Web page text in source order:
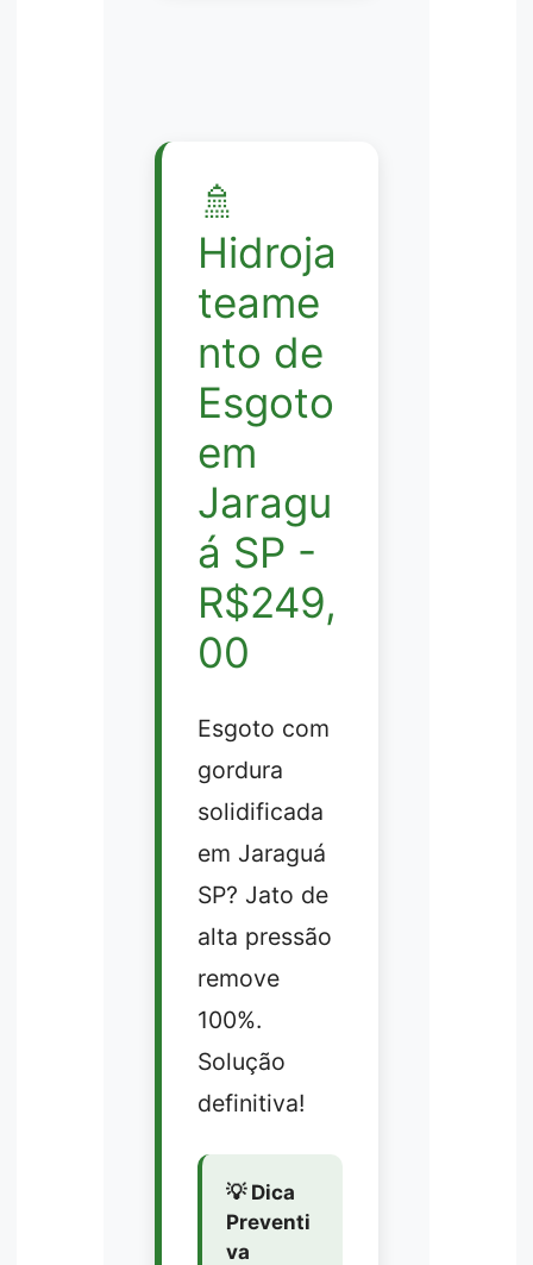
🚿
Hidroja
teame
nto de
Esgoto
em
Jaragu
á SP -
R$249,
00
Esgoto com
gordura
solidificada
em Jaraguá
SP? Jato de
alta pressão
remove
100%.
Solução
definitiva!
💡 Dica
Preventi
va